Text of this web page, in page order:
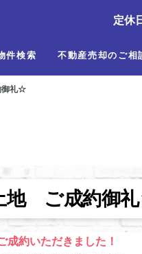
定休
件検索 不動産売却のご相
御礼☆
地 ご成約御
約いただきました！